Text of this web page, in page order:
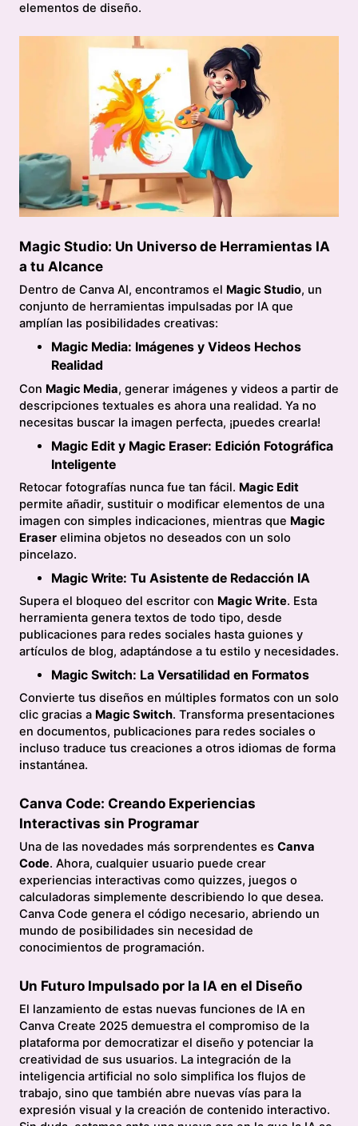
elementos de diseño.
Magic Studio: Un Universo de Herramientas IA
a tu Alcance
Dentro de Canva AI, encontramos el Magic Studio, un
conjunto de herramientas impulsadas por IA que
amplían las posibilidades creativas:
Magic Media: Imágenes y Videos Hechos
Realidad
Con Magic Media, generar imágenes y videos a partir de
descripciones textuales es ahora una realidad. Ya no
necesitas buscar la imagen perfecta, ¡puedes crearla!
Magic Edit y Magic Eraser: Edición Fotográfica
Inteligente
Retocar fotografías nunca fue tan fácil. Magic Edit
permite añadir, sustituir o modificar elementos de una
imagen con simples indicaciones, mientras que Magic
Eraser elimina objetos no deseados con un solo
pincelazo.
Magic Write: Tu Asistente de Redacción IA
Supera el bloqueo del escritor con Magic Write. Esta
herramienta genera textos de todo tipo, desde
publicaciones para redes sociales hasta guiones y
artículos de blog, adaptándose a tu estilo y necesidades.
Magic Switch: La Versatilidad en Formatos
Convierte tus diseños en múltiples formatos con un solo
clic gracias a Magic Switch. Transforma presentaciones
en documentos, publicaciones para redes sociales o
incluso traduce tus creaciones a otros idiomas de forma
instantánea.
Canva Code: Creando Experiencias
Interactivas sin Programar
Una de las novedades más sorprendentes es Canva
Code. Ahora, cualquier usuario puede crear
experiencias interactivas como quizzes, juegos o
calculadoras simplemente describiendo lo que desea.
Canva Code genera el código necesario, abriendo un
mundo de posibilidades sin necesidad de
conocimientos de programación.
Un Futuro Impulsado por la IA en el Diseño
El lanzamiento de estas nuevas funciones de IA en
Canva Create 2025 demuestra el compromiso de la
plataforma por democratizar el diseño y potenciar la
creatividad de sus usuarios. La integración de la
inteligencia artificial no solo simplifica los flujos de
trabajo, sino que también abre nuevas vías para la
expresión visual y la creación de contenido interactivo.